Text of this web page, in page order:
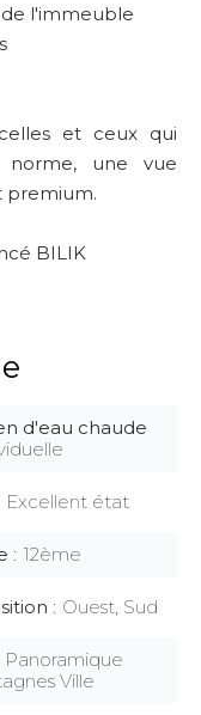
l'immeuble
et ceux qui
norme, une vue
premium.
BILIK
d'eau chaude
Excellent état
12ème
Ouest, Sud
Panoramique
Ville